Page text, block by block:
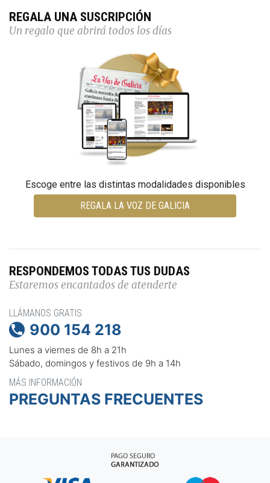
REGALA UNA SUSCRIPCIÓN
Un regalo que abrirá todos los días
Escoge entre las distintas modalidades disponibles
REGALA LA VOZ DE GALICIA
RESPONDEMOS TODAS TUS DUDAS
Estaremos encantados de atenderte
LLÁMANOS GRATIS
 900 154 218
Lunes a viernes de 8h a 21h
Sábado, domingos y festivos de 9h a 14h
MÁS INFORMACIÓN
PREGUNTAS FRECUENTES